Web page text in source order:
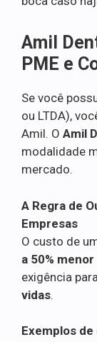
Amil
PME e
Se você
ou LTDA),
Amil. O Amil
modalidade
mercado.
A Regra de
Empresas
O custo de
a 50% menor
exigência
vidas.
Exemplos